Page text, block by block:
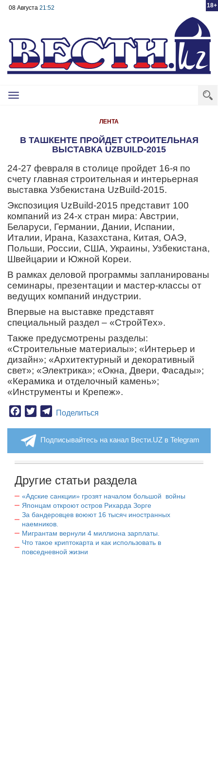
18+
08 Августа 21:52
Toggle
ЛЕНТА
В ТАШКЕНТЕ ПРОЙДЕТ СТРОИТЕЛЬНАЯ
ВЫСТАВКА UZBUILD-2015
24-27 февраля в столице пройдет 16-я по
счету главная строительная и интерьерная
выставка Узбекистана UzBuild-2015.
Экспозиция UzBuild-2015 представит 100
компаний из 24-х стран мира: Австрии,
Беларуси, Германии, Дании, Испании,
Италии, Ирана, Казахстана, Китая, ОАЭ,
Польши, России, США, Украины, Узбекистана,
Швейцарии и Южной Кореи.
В рамках деловой программы запланированы
семинары, презентации и мастер-классы от
ведущих компаний индустрии.
Впервые на выставке представят
специальный раздел – «СтройТех».
Также предусмотрены разделы:
«Строительные материалы»; «Интерьер и
дизайн»; «Архитектурный и декоративный
свет»; «Электрика»; «Окна, Двери, Фасады»;
«Керамика и отделочный камень»;
«Инструменты и Крепеж».
Facebook
TwitterTelegram
Поделиться
Подписывайтесь на канал Вести.UZ в Telegram
Другие статьи раздела
«Адские санкции» грозят началом большой войны
Японцам откроют остров Рихарда Зорге
За бандеровцев воюют 16 тысяч иностранных
наемников.
Мигрантам вернули 4 миллиона зарплаты.
Что такое криптокарта и как использовать в
повседневной жизни